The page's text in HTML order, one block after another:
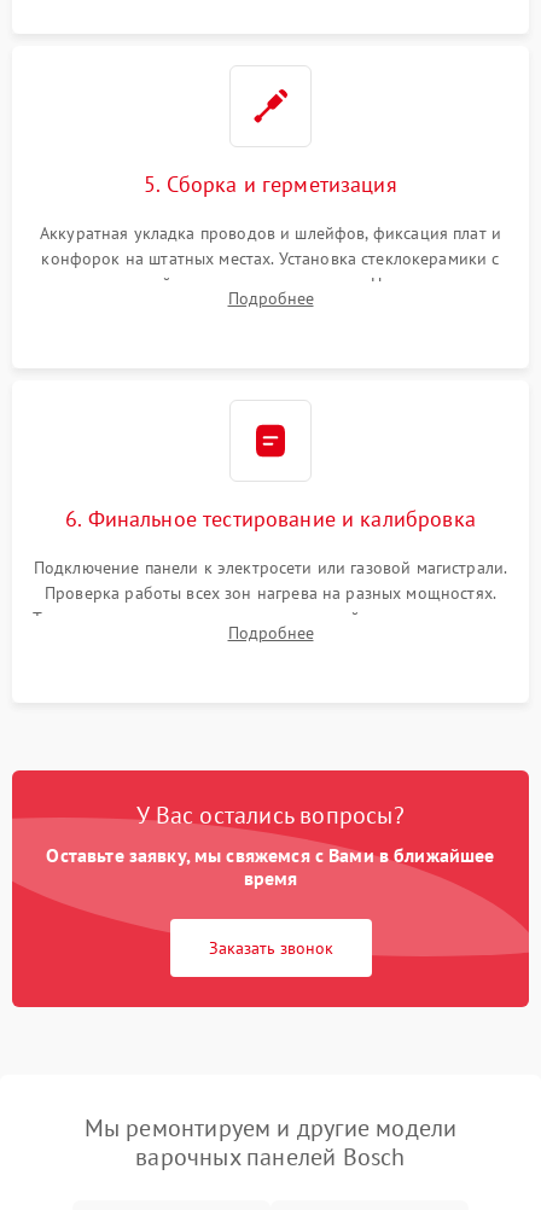
5. Сборка и герметизация
Аккуратная укладка проводов и шлейфов, фиксация плат и
конфорок на штатных местах. Установка стеклокерамики с
проверкой равномерности зазоров. Нанесение
термостойкого герметика или укладка уплотнительной
Подробнее
6. Финальное тестирование и калибровка
Подключение панели к электросети или газовой магистрали.
Проверка работы всех зон нагрева на разных мощностях.
Тестирование сенсорного управления, таймера, индикаторов
остаточного тепла и систем защиты от перегрева.
Подробнее
У Вас остались вопросы?
Оставьте заявку, мы свяжемся с Вами в ближайшее
время
Заказать звонок
Мы ремонтируем и другие модели
варочных панелей Bosch